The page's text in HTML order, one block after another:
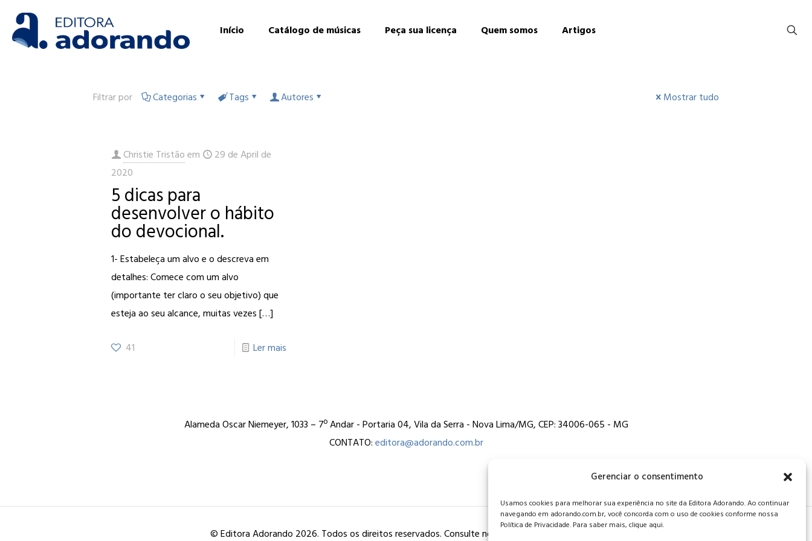
Gerenciar o consentimento
Usamos cookies para melhorar sua experiência no site da Editora Adorando. Ao continuar
navegando em adorando.com.br, você concorda com o uso de cookies conforme nossa
Política de Privacidade. Para saber mais, clique aqui.
Início Catálogo de músicas Peça sua licença Quem somos Artigos
Filtrar por Categorias Tags Autores Mostrar tudo
Christie Tristão em
29 de April de
2020
5 dicas para
desenvolver o hábito
do devocional.
1- Estabeleça um alvo e o descreva em
detalhes: Comece com um alvo
(importante ter claro o seu objetivo) que
esteja ao seu alcance, muitas vezes[…]
41 Ler mais
Alameda Oscar Niemeyer, 1033 – 7º Andar - Portaria 04, Vila da Serra - Nova Lima/MG, CEP: 34006-065 - MG
CONTATO:editora@adorando.com.br
© Editora Adorando 2026. Todos os direitos reservados. Consulte nossa